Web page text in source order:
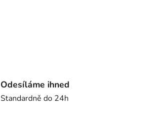
Odesíláme ihned
Standardně do 24h